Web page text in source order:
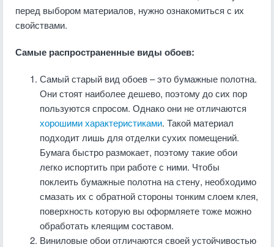
перед выбором материалов, нужно ознакомиться с их
свойствами.
Самые распространенные виды обоев:
Самый старый вид обоев – это бумажные полотна.
Они стоят наиболее дешево, поэтому до сих пор
пользуются спросом. Однако они не отличаются
хорошими характеристиками. Такой материал
подходит лишь для отделки сухих помещений.
Бумага быстро размокает, поэтому такие обои
легко испортить при работе с ними. Чтобы
поклеить бумажные полотна на стену, необходимо
смазать их с обратной стороны тонким слоем клея,
поверхность которую вы оформляете тоже можно
обработать клеящим составом.
Виниловые обои отличаются своей устойчивостью